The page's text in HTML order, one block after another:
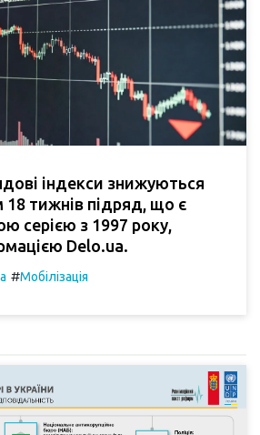
індекси знижуються
18 тижнів підряд, що є
серією з 1997 року,
Delo.ua.
#Мобілізація